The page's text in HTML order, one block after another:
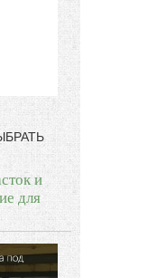
и
для